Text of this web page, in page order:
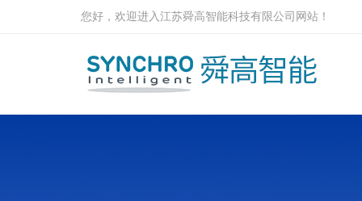
您好，欢迎进入江苏舜高智能科技有限公司网站！